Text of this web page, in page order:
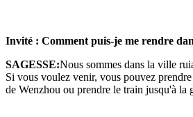
Invité : Comment puis-je me rendre
SAGESSE:Nous sommes dans la ville
Si vous voulez venir, vous pouvez
de Wenzhou ou prendre le train jusqu'à la